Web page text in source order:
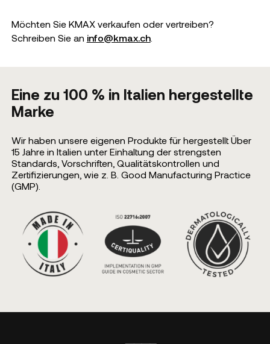
Möchten Sie KMAX verkaufen oder vertreiben?
Schreiben Sie an info@kmax.ch.
Eine zu 100 % in Italien hergestellte
Marke
Wir haben unsere eigenen Produkte für hergestellt Über
15 Jahre in Italien unter Einhaltung der strengsten
Standards, Vorschriften, Qualitätskontrollen und
Zertifizierungen, wie z. B. Good Manufacturing Practice
(GMP).